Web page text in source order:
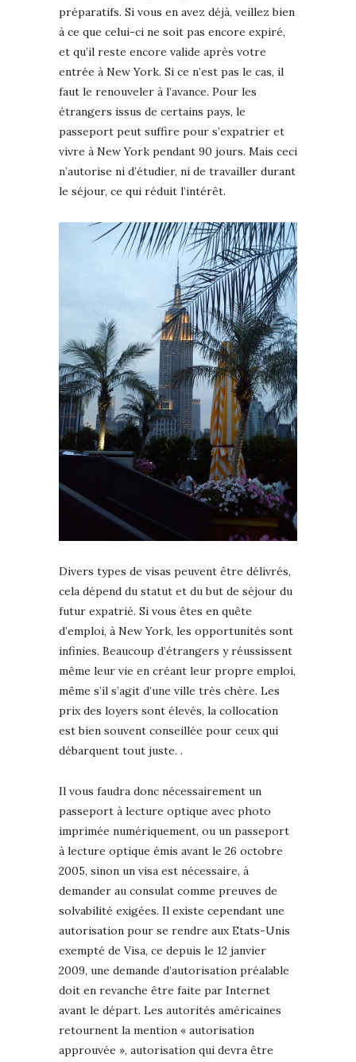
préparatifs. Si vous en avez déjà, veillez bien
à ce que celui-ci ne soit pas encore expiré,
et qu’il reste encore valide après votre
entrée à New York. Si ce n’est pas le cas, il
faut le renouveler à l’avance. Pour les
étrangers issus de certains pays, le
passeport peut suffire pour s’expatrier et
vivre à New York pendant 90 jours. Mais ceci
n’autorise ni d’étudier, ni de travailler durant
le séjour, ce qui réduit l’intérêt.
Divers types de visas peuvent être délivrés,
cela dépend du statut et du but de séjour du
futur expatrié. Si vous êtes en quête
d’emploi, à New York, les opportunités sont
infinies. Beaucoup d’étrangers y réussissent
même leur vie en créant leur propre emploi,
même s’il s’agit d’une ville très chère. Les
prix des loyers sont élevés, la collocation
est bien souvent conseillée pour ceux qui
débarquent tout juste. .
Il vous faudra donc nécessairement un
passeport à lecture optique avec photo
imprimée numériquement, ou un passeport
à lecture optique émis avant le 26 octobre
2005, sinon un visa est nécessaire, à
demander au consulat comme preuves de
solvabilité exigées. Il existe cependant une
autorisation pour se rendre aux Etats-Unis
exempté de Visa, ce depuis le 12 janvier
2009, une demande d’autorisation préalable
doit en revanche être faite par Internet
avant le départ. Les autorités américaines
retournent la mention « autorisation
approuvée », autorisation qui devra être